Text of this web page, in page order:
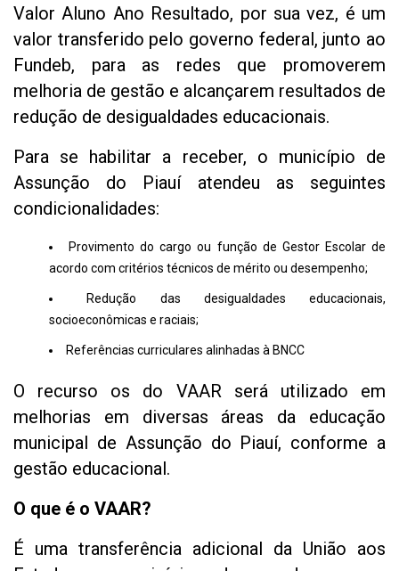
Valor Aluno Ano Resultado, por sua vez, é um
valor transferido pelo governo federal, junto ao
Fundeb, para as redes que promoverem
melhoria de gestão e alcançarem resultados de
redução de desigualdades educacionais.
Para se habilitar a receber, o município de
Assunção do Piauí atendeu as seguintes
condicionalidades:
Provimento do cargo ou função de Gestor Escolar de
acordo com critérios técnicos de mérito ou desempenho;
Redução das desigualdades educacionais,
socioeconômicas e raciais;
Referências curriculares alinhadas à BNCC
O recurso os do VAAR será utilizado em
melhorias em diversas áreas da educação
municipal de Assunção do Piauí, conforme a
gestão educacional.
O que é o VAAR?
É uma transferência adicional da União aos